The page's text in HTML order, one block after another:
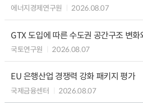
에너지경제연구원 2026.08.07
GTX 도입에 따른 수도권 공간구조 변화
국토연구원 2026.08.07
EU 은행산업 경쟁력 강화 패키지 평가
국제금융센터 2026.08.07